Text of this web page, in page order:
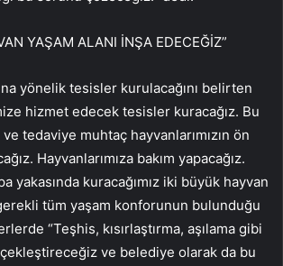
YAŞAM ALANI İNŞA EDECEĞİZ”
yönelik tesisler kurulacağını belirten
hizmet edecek tesisler kuracağız. Bu
tedaviye muhtaç hayvanlarımızın ön
Hayvanlarımıza bakım yapacağız.
yakasında kuracağımız iki büyük hayvan
tüm yaşam konforunun bulunduğu
“Teşhis, kısırlaştırma, aşılama gibi
ve belediye olarak da bu